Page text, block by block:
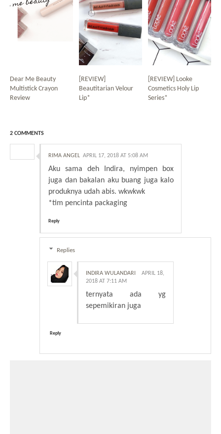
Dear Me Beauty
Multistick Crayon
Review
[REVIEW]
Beautitarian Velour
Lip*
[REVIEW] Looke
Cosmetics Holy Lip
Series*
2 COMMENTS
RIMA ANGEL APRIL 17, 2018 AT 5:08 AM
Aku sama deh Indira, nyimpen box
juga dan bakalan aku buang juga kalo
produknya udah abis. wkwkwk
*tim pencinta packaging
Reply
Replies
INDIRA WULANDARI
APRIL 18,
2018 AT 7:11 AM
ternyata ada yg
sepemikiran juga
Reply